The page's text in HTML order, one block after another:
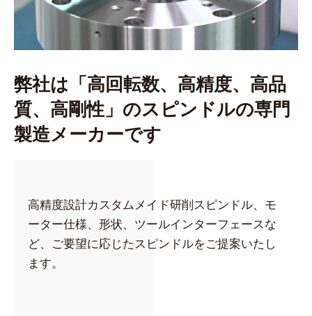
弊社は「高回転数、高精度、高品
質、高剛性」のスピンドルの専門
製造メーカーです
高精度設計カスタムメイド研削スピンドル、モ
ーター仕様、形状、ツールインターフェースな
ど、ご要望に応じたスピンドルをご提案いたし
ます。